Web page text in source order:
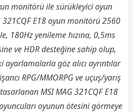
monitörü ile sürükleyici oyun
321CQF E18 oyun monitörü 2560
180Hz yenileme hızına, 0,5ms
ve HDR desteğine sahip olup,
göz alıcı ayrıntılar
RPG/MMORPG ve uçuş/yarış
MSI MAG 321CQF E18
oyunun ötesini görmeye